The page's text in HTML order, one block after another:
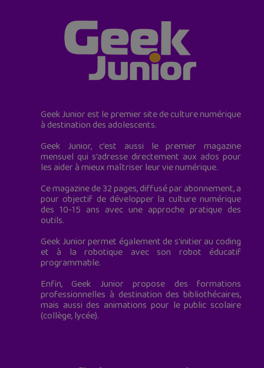
Geek Junior est le premier site de culture numérique
à destination des adolescents.
Geek Junior, c’est aussi le premier magazine
mensuel qui s’adresse directement aux ados pour
les aider à mieux maîtriser leur vie numérique.
Ce magazine de 32 pages, diffusé par abonnement, a
pour objectif de développer la culture numérique
des 10-15 ans avec une approche pratique des
outils.
Geek Junior permet également de s'initier au coding
et à la robotique avec son robot éducatif
programmable.
Enfin, Geek Junior propose des formations
professionnelles à destination des bibliothécaires,
mais aussi des animations pour le public scolaire
(collège, lycée).